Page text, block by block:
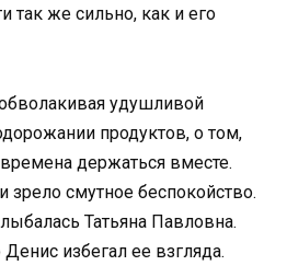
так же сильно, как и его
удушливой
продуктов, о том,
держаться вместе.
зрело смутное беспокойство.
Татьяна Павловна.
избегал ее взгляда.